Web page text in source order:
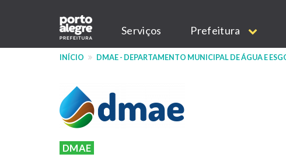
conteúdo
Main
navigation
Serviços Prefeitura
INÍCIO DMAE - DEPARTAMENTO MUNICIPAL DE ÁGUA E
DMAE